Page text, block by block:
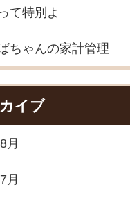
て特別よ
ちゃんの家計管理
イブ
月
月